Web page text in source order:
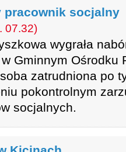
pracownik socjalny
07.32)
wygrała
Gminnym Ośrodku
zatrudniona po
pokontrolnym
socjalnych.